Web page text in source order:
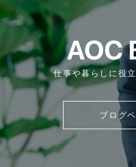
仕事や暮らしに役
ブログ